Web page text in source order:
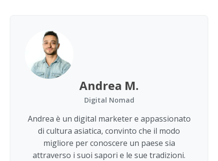
Andrea M.
Digital Nomad
Andrea è un digital marketer e appassionato
di cultura asiatica, convinto che il modo
migliore per conoscere un paese sia
attraverso i suoi sapori e le sue tradizioni.